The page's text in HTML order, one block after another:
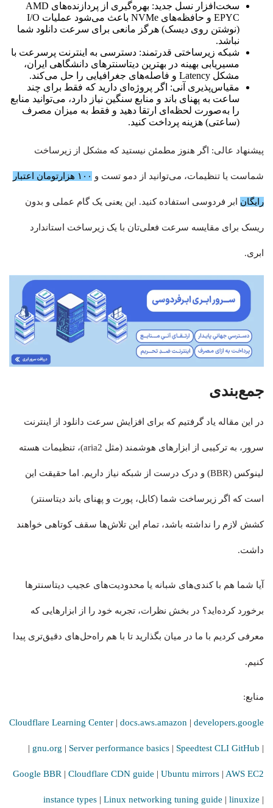
سخت‌افزار نسل جدید: بهره‌گیری از پردازنده‌های AMD
EPYC و حافظه‌های NVMe باعث می‌شود عملیات I/O
(نوشتن روی دیسک) هرگز مانعی برای سرعت دانلود شما
نباشد.
شبکه زیرساختی قدرتمند: دسترسی به اینترنت پرسرعت با
مسیریابی بهینه در بهترین دیتاسنترهای دانشگاهی ایران،
مشکل Latency و فاصله‌های جغرافیایی را حل می‌کند.
مقیاس‌پذیری آنی: اگر پروژه‌ای دارید که فقط برای چند
ساعت به پهنای باند و منابع سنگین نیاز دارد، می‌توانید منابع
را به‌صورت لحظه‌ای ارتقا دهید و فقط به میزان مصرف
(ساعتی) هزینه پرداخت کنید.
پیشنهاد عالی: اگر هنوز مطمئن نیستید که مشکل از زیرساخت
شماست یا تنظیمات، می‌توانید از دمو تست و ۱۰۰ هزارتومان اعتبار
رایگان ابر فردوسی استفاده کنید. این یعنی یک گام عملی و بدون
ریسک برای مقایسه سرعت فعلی‌تان با یک زیرساخت استاندارد
ابری.
جمع‌بندی
در این مقاله یاد گرفتیم که برای افزایش سرعت دانلود از اینترنت
سرور، به ترکیبی از ابزارهای هوشمند (مثل aria2)، تنظیمات هسته
لینوکس (BBR) و درک درست از شبکه نیاز داریم. اما حقیقت این
است که اگر زیرساخت شما (کابل، پورت و پهنای باند دیتاسنتر)
کشش لازم را نداشته باشد، تمام این تلاش‌ها سقف کوتاهی خواهند
داشت.
آیا شما هم با کندی‌های شبانه یا محدودیت‌های عجیب دیتاسنترها
برخورد کرده‌اید؟ در بخش نظرات، تجربه خود را از ابزارهایی که
معرفی کردیم با ما در میان بگذارید تا با هم راه‌حل‌های دقیق‌تری پیدا
کنیم.
منابع:
Cloudflare Learning Center | docs.aws.amazon | developers.google
| gnu.org | Server performance basics | Speedtest CLI GitHub |
Google BBR | Cloudflare CDN guide | Ubuntu mirrors | AWS EC2
instance types | Linux networking tuning guide | linuxize |